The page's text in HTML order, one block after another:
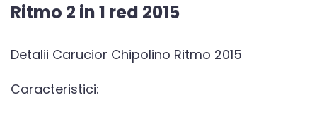
Ritmo 2 in 1 red 2015
Detalii Carucior Chipolino Ritmo 2015
Caracteristici: